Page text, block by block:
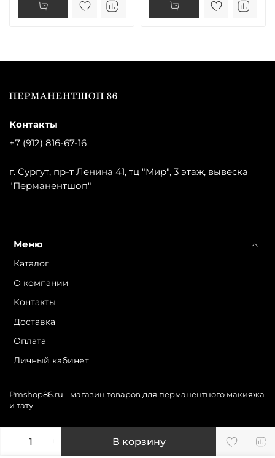
В корзину
Меню
Каталог
О компании
Контакты
Доставка
Оплата
Личный кабинет
Контакты
+7 (912) 816-67-16
г. Сургут, пр-т Ленина 41, тц "Мир", 3 этаж, вывеска
"Перманентшоп"
Pmshop86.ru - магазин товаров для перманентного макияжа
и тату